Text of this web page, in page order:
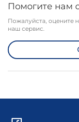
Помогите нам
Пожалуйста, оцените
наш сервис.